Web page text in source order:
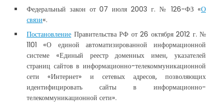
Федеральный закон от 07 июля 2003 г. № 126-ФЗ «О
связи«.
Постановление Правительства РФ от 26 октября 2012 г. №
1101 «О единой автоматизированной информационной
системе «Единый реестр доменных имен, указателей
страниц сайтов в информационно-телекоммуникационной
сети «Интернет» и сетевых адресов, позволяющих
идентифицировать сайты в информационно-
телекоммуникационной сети».